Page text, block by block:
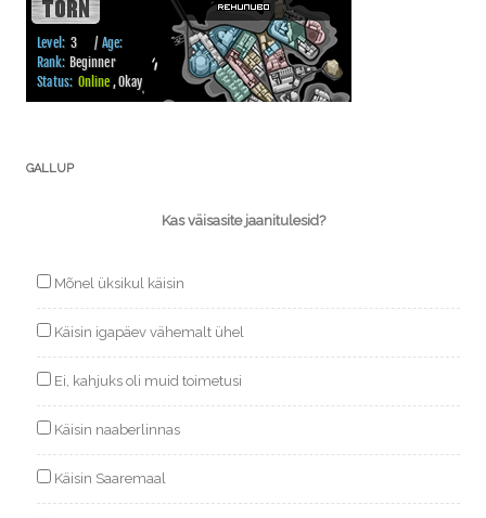
GALLUP
Kas väisasite jaanitulesid?
Mõnel üksikul käisin
Käisin igapäev vähemalt ühel
Ei, kahjuks oli muid toimetusi
Käisin naaberlinnas
Käisin Saaremaal